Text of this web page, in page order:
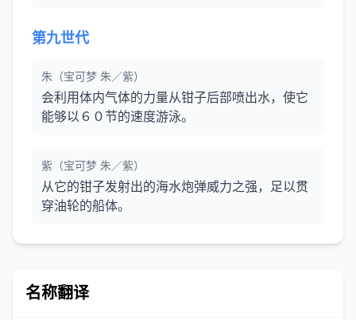
第九世代
朱（宝可梦 朱／紫）
会利用体内气体的力量从钳子后部喷出水，使它
能够以６０节的速度游泳。
紫（宝可梦 朱／紫）
从它的钳子发射出的海水炮弹威力之强，足以贯
穿油轮的船体。
名称翻译